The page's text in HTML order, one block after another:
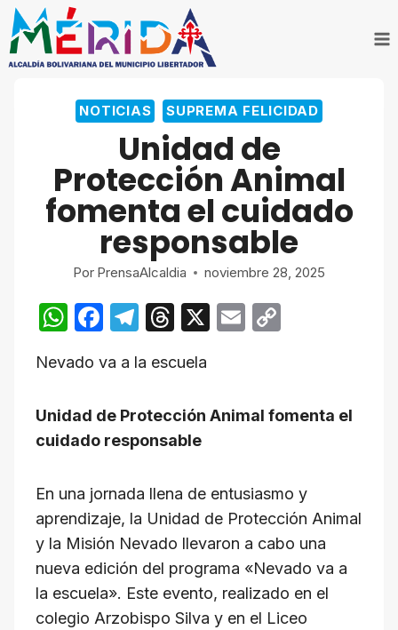
Saltar
contenido
NOTICIAS SUPREMA FELICIDAD
Unidad de
Protección Animal
fomenta el cuidado
responsable
Por PrensaAlcaldia noviembre 28, 2025
W
at
s
A
p
F
c
e
b
o
k
T
e
gr
a
T
e
a
d
X
E
Li
k
Nevado va a la escuela
Unidad de Protección Animal fomenta el
cuidado responsable
En una jornada llena de entusiasmo y
aprendizaje, la Unidad de Protección Animal
y la Misión Nevado llevaron a cabo una
nueva edición del programa «Nevado va a
la escuela». Este evento, realizado en el
colegio Arzobispo Silva y en el Liceo